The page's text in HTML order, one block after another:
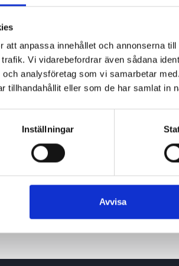
att anpassa innehållet och annonserna
Vi vidarebefordrar även sådana
analysföretag som vi samarbetar
tillhandahållit eller som de har samlat in
Inställningar
Avvisa